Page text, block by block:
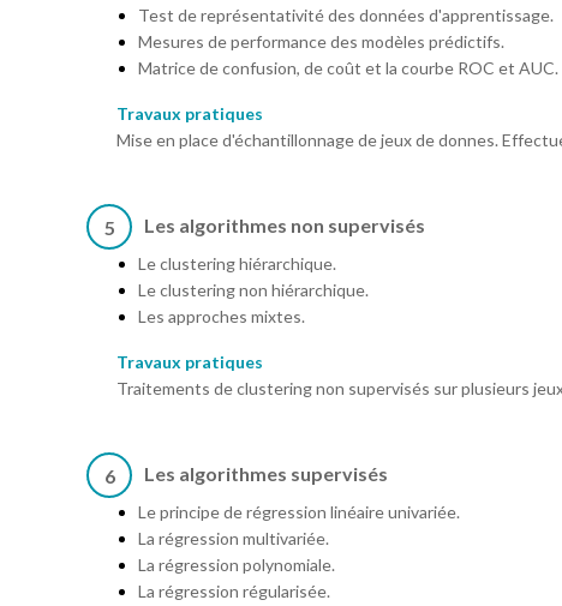
Test de représentativité des données d'apprentissage.
Mesures de performance des modèles prédictifs.
Matrice de confusion, de coût et la courbe ROC et AUC.
Travaux pratiques
Mise en place d'échantillonnage de jeux de donnes.
5 Les algorithmes non supervisés
Le clustering hiérarchique.
Le clustering non hiérarchique.
Les approches mixtes.
Travaux pratiques
Traitements de clustering non supervisés sur plusieurs
6 Les algorithmes supervisés
Le principe de régression linéaire univariée.
La régression multivariée.
La régression polynomiale.
La régression régularisée.